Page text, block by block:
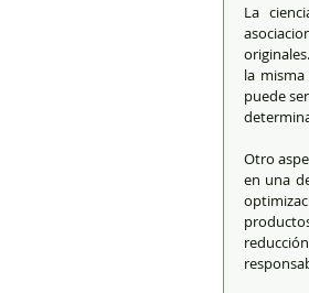
La
la
puede
Otro
en una